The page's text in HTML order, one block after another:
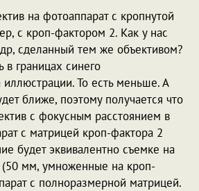
на фотоаппарат с кропнутой
с кроп-фактором 2. Как у нас
сделанный тем же объективом?
в границах синего
иллюстрации. То есть меньше. А
ближе, поэтому получается что
с фокусным расстоянием в
с матрицей кроп-фактора 2
будет эквивалентно съемке на
мм, умноженные на кроп-
с полноразмерной матрицей.